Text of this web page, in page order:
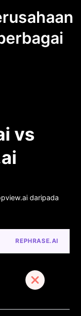
vs
daripada
REPHRASE.AI